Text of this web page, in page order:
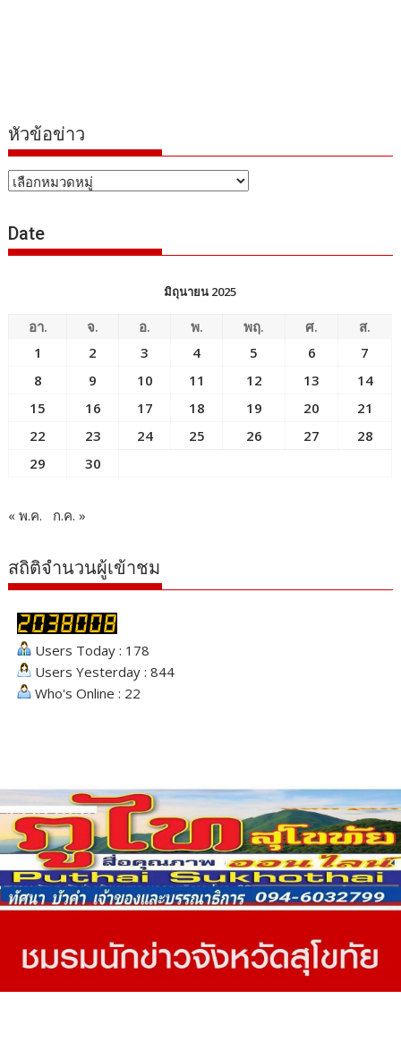
หัวข้อข่าว
หัวข้อ
Date
มิถุนายน 2025
อา. จ. อ. พ. พฤ. ศ.
ส.
1
2 3 4 5 6
7
8
9 10 11 12 13
14
15
16 17 18 19 20
21
22
23 24 25 26 27
28
29
30
« พ.ค. ก.ค. »
สถิติจำนวนผู้เข้าชม
Users Today : 178
Users Yesterday : 844
Who's Online : 22